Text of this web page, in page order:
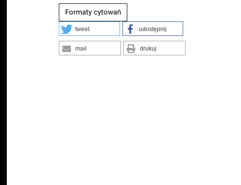
Formaty cytowań
tweet udostępnij
mail drukuj